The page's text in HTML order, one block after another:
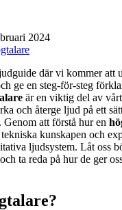
2024
där vi kommer att
ge en steg-för-steg
är en viktig del av
och återge ljud på ett
att förstå hur en
kunskapen och
ljudsystem. Låt oss
ta reda på hur de ger